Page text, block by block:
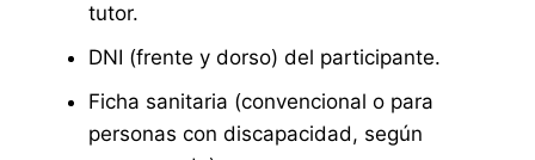
tutor.
DNI (frente y dorso) del participante.
Ficha sanitaria (convencional o para
personas con discapacidad, según